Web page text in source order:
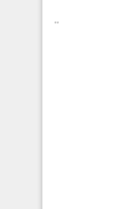
**